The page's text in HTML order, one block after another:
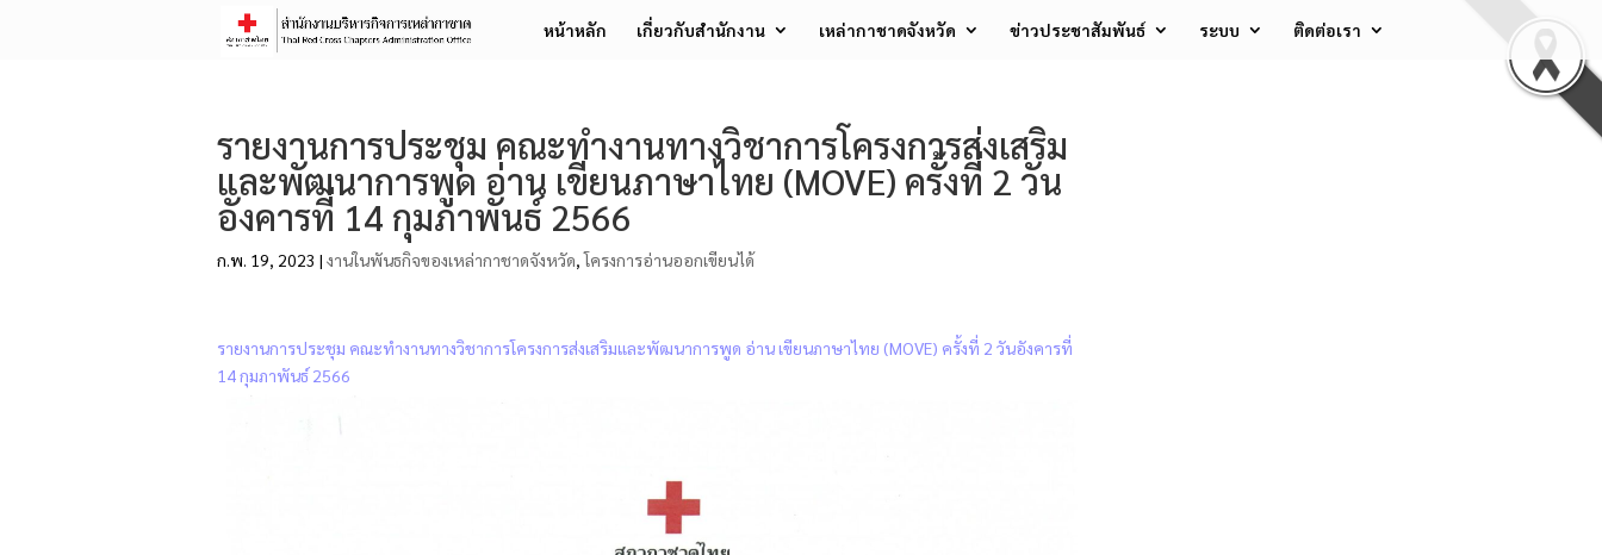
หน้าหลัก เกี่ยวกับสำนักงาน เหล่ากาชาดจังหวัด ข่าวประชาสัมพันธ์ ระบบ ติดต่อเรา
รายงานการประชุม คณะทำงานทางวิชาการโครงการส่งเสริม
และพัฒนาการพูด อ่าน เขียนภาษาไทย (MOVE) ครั้งที่ 2 วัน
อังคารที่ 14 กุมภาพันธ์ 2566
ก.พ. 19, 2023 | งานในพันธกิจของเหล่ากาชาดจังหวัด,โครงการอ่านออกเขียนได้
รายงานการประชุม คณะทำงานทางวิชาการโครงการส่งเสริมและพัฒนาการพูด อ่าน เขียนภาษาไทย (MOVE) ครั้งที่ 2 วันอังคารที่
14 กุมภาพันธ์ 2566